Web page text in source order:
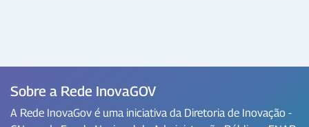
Sobre a Rede InovaGOV
A Rede InovaGov é uma iniciativa da Diretoria de Inovação -